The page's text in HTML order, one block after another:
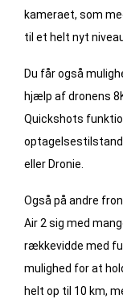
kameraet, som
til et helt nyt
Du får også
hjælp af dronens
Quickshots
eller Dronie.
Også på andre
Air 2 sig med
rækkevidde med
mulighed for at
helt op til 10 km,